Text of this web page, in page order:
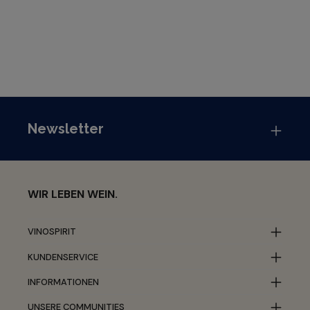
Newsletter
WIR LEBEN WEIN.
VINOSPIRIT
KUNDENSERVICE
INFORMATIONEN
UNSERE COMMUNITIES